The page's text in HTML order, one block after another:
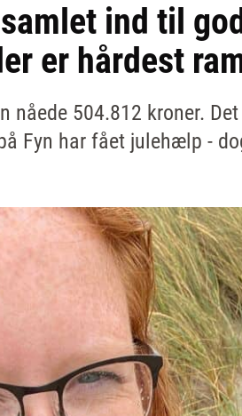
ind til
er hårdest
nåede 504.812 kroner.
Fyn har fået julehælp -